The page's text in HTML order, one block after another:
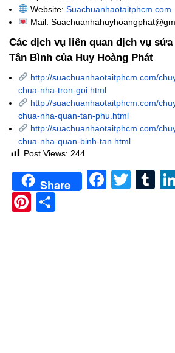
Website: Suachuanhaotaitphcm.com
Mail:
Các dịch vụ liên quan dịch vụ
Tân Bình của Huy Hoàng Phát
http://suachuanhaotaitphcm.com/
chua-nha-tron-goi.html
http://suachuanhaotaitphcm.com/
chua-nha-quan-tan-phu.html
http://suachuanhaotaitphcm.com/
chua-nha-quan-binh-tan.html
Post Views: 244
Share
Pinterest